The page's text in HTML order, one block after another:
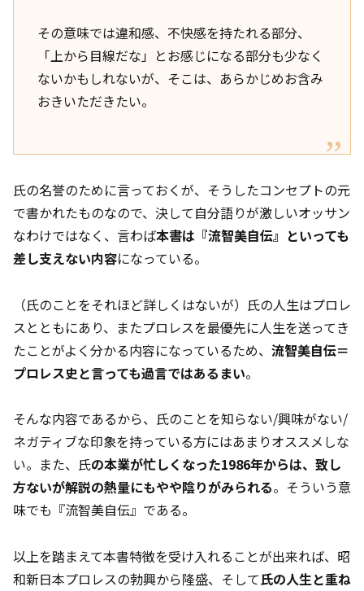
その意味では違和感、不快感を持たれる部分、
「上から目線だな」とお感じになる部分も少なく
ないかもしれないが、そこは、あらかじめお含み
おきいただきたい。
氏の名誉のために言っておくが、そうしたコンセプトの元
で書かれたものなので、決して自分語りが激しいオッサン
なわけではなく、言わば本書は『流智美自伝』といっても
差し支えない内容になっている。
（氏のことをそれほど詳しくはないが）氏の人生はプロレ
スとともにあり、またプロレスを最優先に人生を送ってき
たことがよく分かる内容になっているため、 流智美自伝＝
プロレス史と言っても過言ではあるまい。
そんな内容であるから、氏のことを知らない/興味がない/
ネガティブな印象を持っている方にはあまりオススメしな
い。また、氏の本業が忙しくなった1986年からは、致し
方ないが解説の熱量にもやや陰りがみられる。そういう意
味でも『流智美自伝』である。
以上を踏まえて本書特徴を受け入れることが出来れば、昭
和新日本プロレスの勃興から隆盛、そして氏の人生と重ね